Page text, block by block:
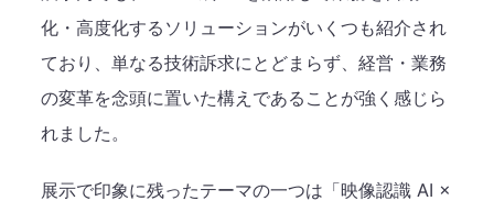
化・高度化するソリューションがいくつも紹介され
ており、単なる技術訴求にとどまらず、経営・業務
の変革を念頭に置いた構えであることが強く感じら
れました。
展示で印象に残ったテーマの一つは「映像認識 AI ×